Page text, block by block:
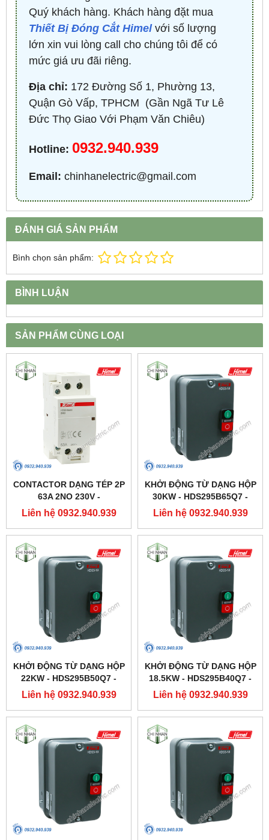
Quý khách hàng. Khách hàng đặt mua
Thiết Bị Đóng Cắt Himelvới số lượng
lớn xin vui lòng call cho chúng tôi để có
mức giá ưu đãi riêng.
Địa chỉ: 172 Đường Số 1, Phường 13,
Quận Gò Vấp, TPHCM ​ (Gần Ngã Tư Lê
Đức Thọ Giao Với Phạm Văn Chiêu)
Hotline: 0932.940.939
Email: chinhanelectric@gmail.com
ĐÁNH GIÁ SẢN PHẨM
Bình chọn sản phẩm:
BÌNH LUẬN
SẢN PHẨM CÙNG LOẠI
CONTACTOR DẠNG TÉP 2P
63A 2NO 230V -
HDCH8S63220 - HIMEL
Liên hệ 0932.940.939
KHỞI ĐỘNG TỪ DẠNG HỘP
30KW - HDS295B65Q7 -
HIMEL
Liên hệ 0932.940.939
KHỞI ĐỘNG TỪ DẠNG HỘP
22KW - HDS295B50Q7 -
HIMEL
Liên hệ 0932.940.939
KHỞI ĐỘNG TỪ DẠNG HỘP
18.5KW - HDS295B40Q7 -
HIMEL
Liên hệ 0932.940.939